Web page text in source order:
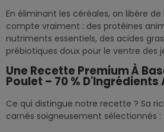
En éliminant les céréales, on libère de
compte vraiment : des protéines
nutriments essentiels, des acides
prébiotiques doux pour le ventre des
Une Recette Premium À
Poulet – 70 % D'Ingrédients
Ce qui distingue notre recette ? Sa
carnés soigneusement sélectionnés :